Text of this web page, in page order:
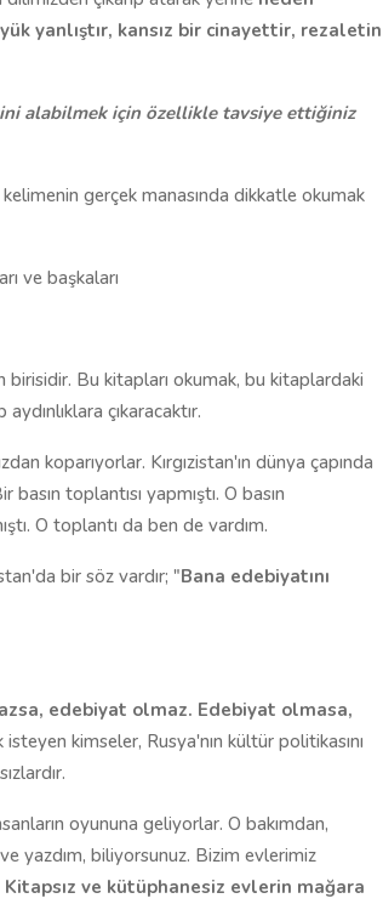
yanlıştır, kansız bir cinayettir, rezaletin
alabilmek için özellikle tavsiye ettiğiniz
gerçek manasında dikkatle okumak
ve başkaları
Bu kitapları okumak, bu kitaplardaki
çıkaracaktır.
koparıyorlar. Kırgızistan'ın dünya çapında
toplantısı yapmıştı. O basın
O toplantı da ben de vardım.
bir söz vardır; "Bana edebiyatını
edebiyat olmaz. Edebiyat olmasa,
kimseler, Rusya'nın kültür politikasını
oyununa geliyorlar. O bakımdan,
yazdım, biliyorsunuz. Bizim evlerimiz
Kitapsız ve kütüphanesiz evlerin mağara